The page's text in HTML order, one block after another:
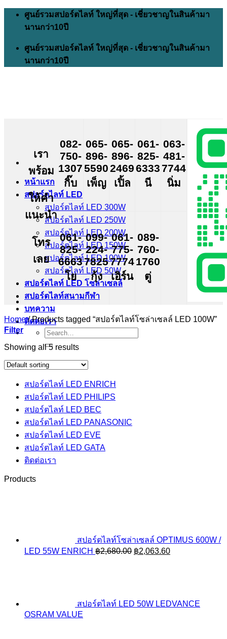
Skip
content
ศูนย์รวมสปอร์ตไลท์ ใหญ่ที่สุด - เชี่ยวชาญในสินค้ามา
นานกว่า10ปี
ศูนย์รวมสปอร์ตไลท์ ใหญ่ที่สุด - เชี่ยวชาญในสินค้ามา
นานกว่า10ปี
หน้าแรก
สปอร์ตไลท์ LED
สปอร์ตไลท์ LED 300W
สปอร์ตไลท์ LED 250W
สปอร์ตไลท์ LED 200W
สปอร์ตไลท์ LED 150W
สปอร์ตไลท์ LED 100W
สปอร์ตไลท์ LED 50W
สปอร์ตไลท์ LED โซล่าเซลล์
สปอร์ตไลท์สนามกีฬา
บทความ
ติดต่อเรา
Search
for:
เรา
พร้อม
ให้คำ
แนะนำ
โทร
เลย
082-
750-
1307
กิ๊บ
065-
896-
5590
เพ็ญ
065-
896-
2469
เปิ้ล
061-
825-
6333
นี
063-
481-
7744
นิ่ม
061-
825-
6663
โย
099-
224-
7825
กุ้ง
061-
775-
7774
เอิร์น
089-
760-
1760
ตู่
Home /Products tagged “สปอร์ตไลท์โซล่าเซลล์ LED 100W”
Filter
Showing all 5 results
สปอร์ตไลท์ LED ENRICH
สปอร์ตไลท์ LED PHILIPS
สปอร์ตไลท์ LED BEC
สปอร์ตไลท์ LED PANASONIC
สปอร์ตไลท์ LED EVE
สปอร์ตไลท์ LED GATA
ติดต่อเรา
Products
สปอร์ตไลท์โซล่าเซลล์ OPTIMUS 600W /
LED 55W ENRICH ฿2,680.00 Original
฿2,063.60Current
สปอร์ตไลท์ LED 50W LEDVANCE
OSRAM VALUE